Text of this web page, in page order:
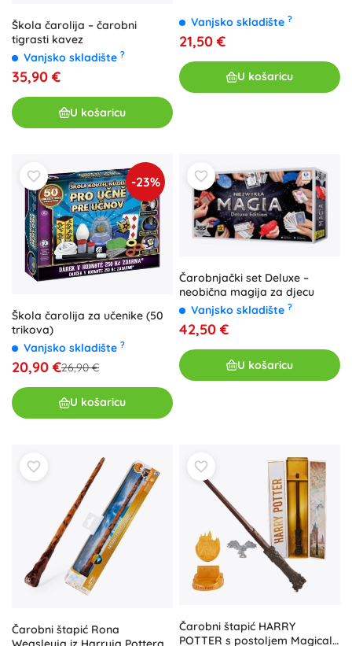
Škola čarolija – čarobni
tigrasti kavez
Vanjsko skladište ?
35,90 €
U košaricu
Vanjsko skladište ?
21,50 €
U košaricu
-23%
Škola čarolija za učenike (50
trikova)
Vanjsko skladište ?
20,90 €26,90 €
U košaricu
Čarobnjački set Deluxe –
neobična magija za djecu
Vanjsko skladište ?
42,50 €
U košaricu
Čarobni štapić Rona
Čarobni štapić HARRY
POTTER s postoljem Magical